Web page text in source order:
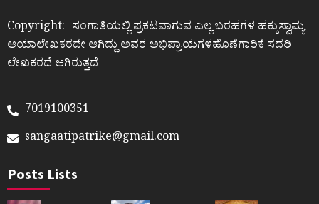
Copyright:- ಸಂಗಾತಿಯಲ್ಲಿ ಪ್ರಕಟವಾಗುವ ಎಲ್ಲ ಬರಹಗಳ ಹಕ್ಕುಸ್ವಾಮ್ಯ
ಆಯಾಲೇಖಕರದೇ ಆಗಿದ್ದು ಅವರ ಅಭಿಪ್ರಾಯಗಳಹೊಣೆಗಾರಿಕೆ ಸದರಿ
ಲೇಖಕರದೆ ಆಗಿರುತ್ತದೆ
7019100351
sangaatipatrike@gmail.com
Posts Lists